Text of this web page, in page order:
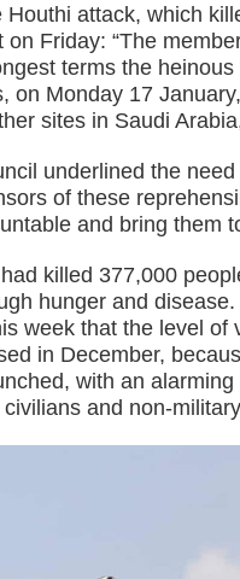
attack, which
Friday: “The
terms the heinous
on Monday 17
sites in Saudi
underlined the
of these
and bring them to
killed 377,000
hunger and
week that the level of
in December,
with an alarming
and non-